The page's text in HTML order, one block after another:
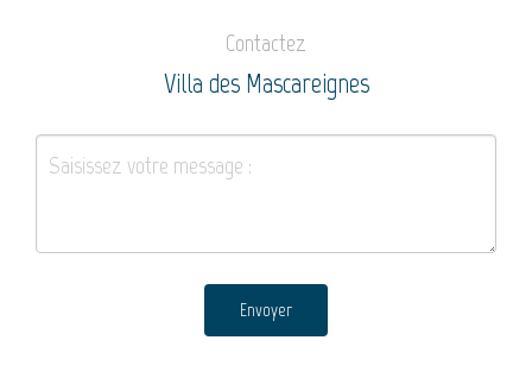
Contactez
Villa des Mascareignes
Envoyer